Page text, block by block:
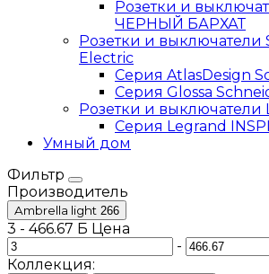
Розетки и
ЧЕРНЫЙ БАРХАТ
Розетки и выключатели
Electric
Серия AtlasDesign
Серия Glossa
Розетки и выключатели
Серия Legrand
Умный дом
Фильтр
Производитель
Ambrella light 266
3 - 466.67 Б Цена
-
Коллекция: